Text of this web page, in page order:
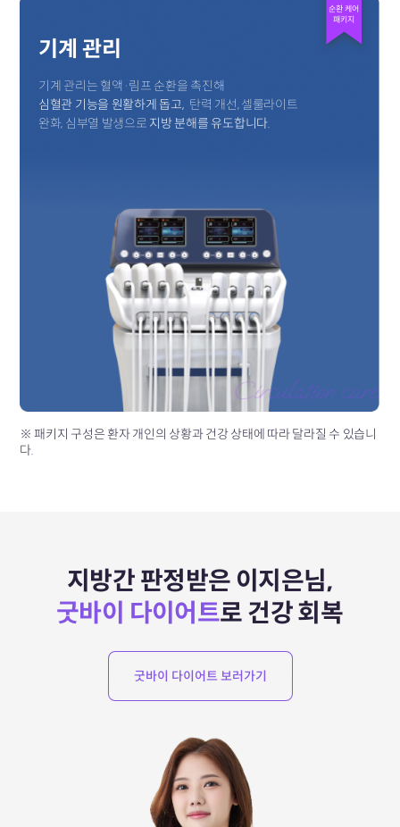
순환 케어
패키지
기계 관리
기계 관리는 혈액·림프 순환을 촉진해
심혈관 기능을 원활하게 돕고, 탄력 개선, 셀룰라이트
완화, 심부열 발생으로 지방 분해를 유도합니다.
※ 패키지 구성은 환자 개인의 상황과 건강 상태에 따라 달라질 수 있습니
다.
지방간 판정받은 이지은님,
굿바이 다이어트로 건강 회복
굿바이 다이어트 보러가기